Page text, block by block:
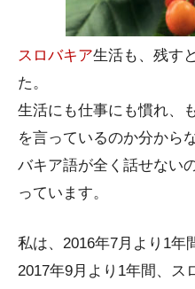
スロバキア生活も、残す
た。
生活にも仕事にも慣れ、
を言っているのか分から
バキア語が全く話せない
っています。
私は、2016年7月より1年
2017年9月より1年間、ス